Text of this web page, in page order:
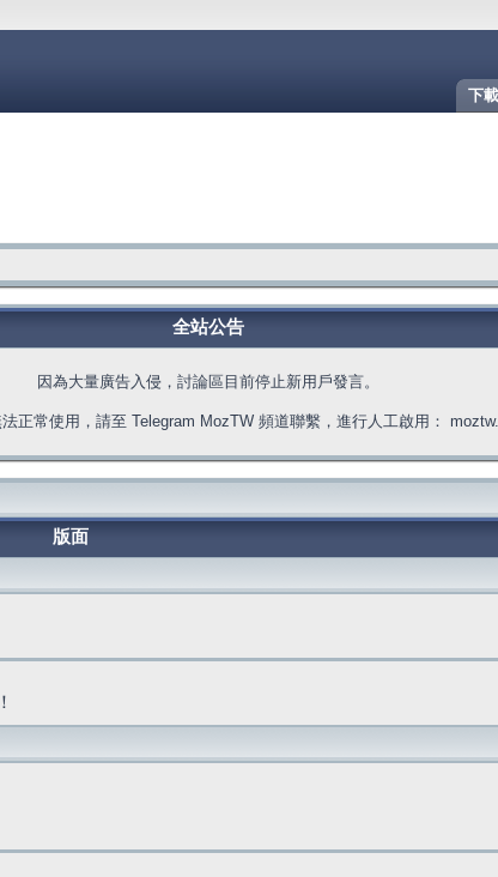
下載
全站公告
因為大量廣告入侵，討論區目前停止新用戶發言。
正常使用，請至 Telegram MozTW 頻道聯繫，進行人工啟用：
版面